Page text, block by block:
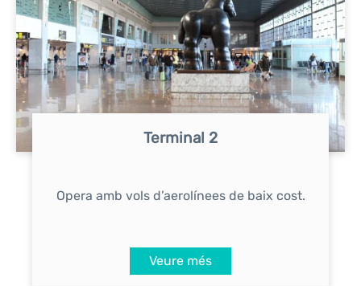
Terminal 2
Opera amb vols d’aerolínees de baix cost.
Veure més